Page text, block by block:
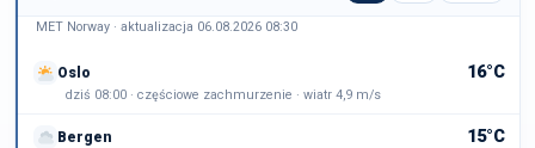
MET Norway · aktualizacja 06.08.2026 08:30
Oslo 16°C
dziś 08:00 · częściowe zachmurzenie · wiatr 4,9 m/s
Bergen 15°C